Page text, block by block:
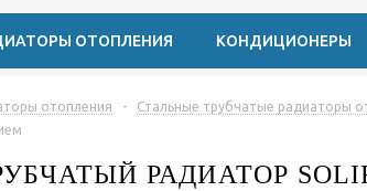
ОТОПЛЕНИЯ КОНДИЦИОНЕРЫ
отопления - Стальные трубчатые радиаторы
РАДИАТОР